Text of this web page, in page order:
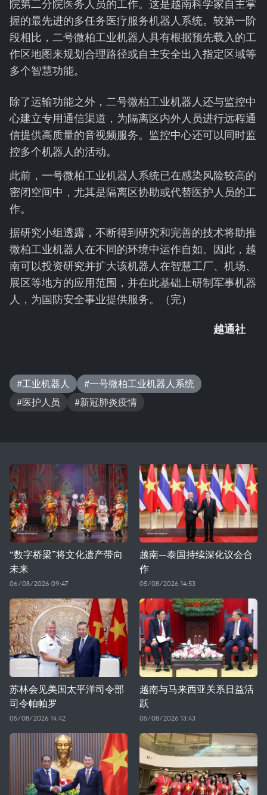
院第二分院医务人员的工作。这是越南科学家自主掌
握的最先进的多任务医疗服务机器人系统。较第一阶
段相比，二号微柏工业机器人具有根据预先载入的工
作区地图来规划合理路径或自主安全出入指定区域等
多个智慧功能。
除了运输功能之外，二号微柏工业机器人还与监控中
心建立专用通信渠道，为隔离区内外人员进行远程通
信提供高质量的音视频服务。监控中心还可以同时监
控多个机器人的活动。
此前，一号微柏工业机器人系统已在感染风险较高的
密闭空间中，尤其是隔离区协助或代替医护人员的工
作。
据研究小组透露，不断得到研究和完善的技术将助推
微柏工业机器人在不同的环境中运作自如。因此，越
南可以投资研究并扩大该机器人在智慧工厂、机场、
展区等地方的应用范围，并在此基础上研制军事机器
人，为国防安全事业提供服务。（完）
越通社
#工业机器人
#一号微柏工业机器人系统
#医护人员
#新冠肺炎疫情
“数字桥梁”将文化遗产带向
未来
06/08/2026 09:47
越南—泰国持续深化议会合
作
05/08/2026 14:53
苏林会见美国太平洋司令部
司令帕帕罗
05/08/2026 14:42
越南与马来西亚关系日益活
跃
05/08/2026 13:43